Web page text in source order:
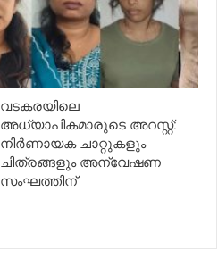
വടകരയിലെ
അധ്യാപികമാരുടെ അറസ്റ്റ്:
നിർണായക ചാറ്റുകളും
ചിത്രങ്ങളും അന്വേഷണ
സംഘത്തിന്